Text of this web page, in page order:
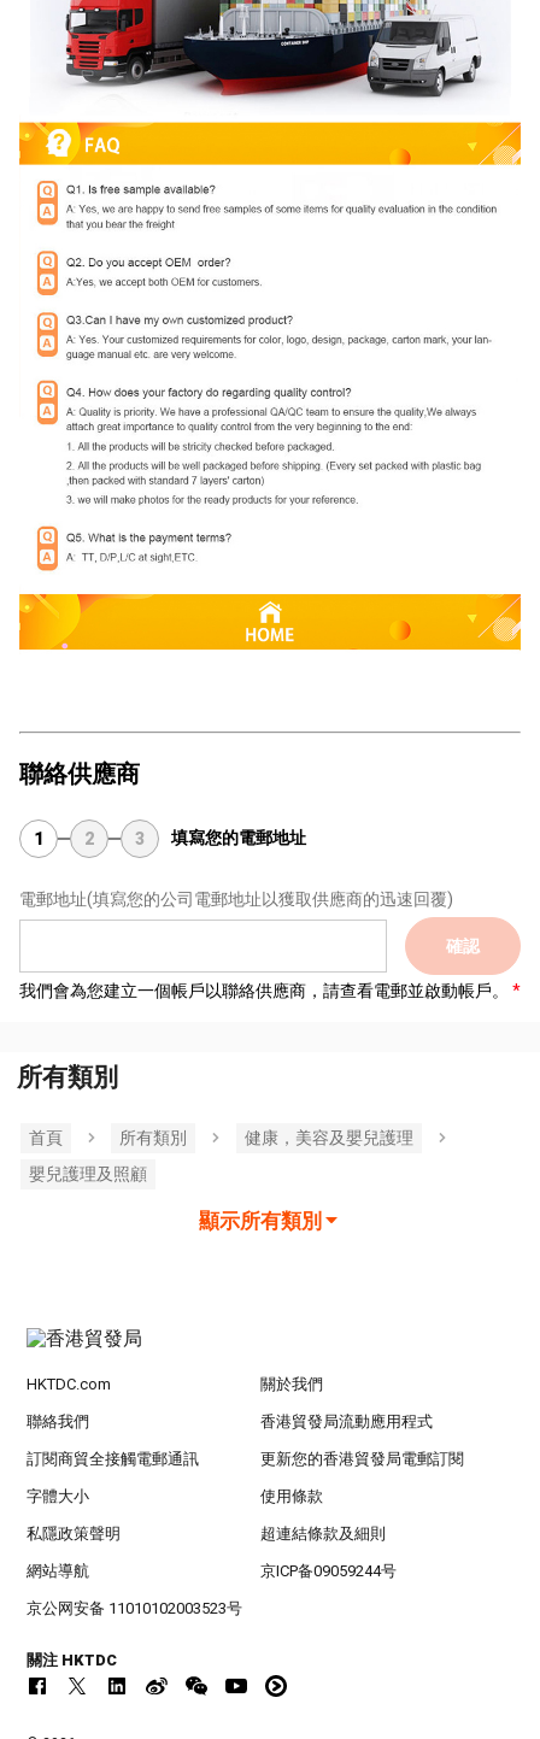
聯絡供應商
1 2 3 填寫您的電郵地址
電郵地址(填寫您的公司電郵地址以獲取供應商的迅速回覆)
確認
我們會為您建立一個帳戶以聯絡供應商，請查看電郵並啟動帳戶。
所有類別
首頁 所有類別
健康，美容及嬰兒護理
嬰兒護理及照顧
顯示所有類別
HKTDC.com 關於我們
聯絡我們 香港貿發局流動應用程式
訂閱商貿全接觸電郵通訊 更新您的香港貿發局電郵訂閱
字體大小 使用條款
私隱政策聲明 超連結條款及細則
網站導航 京ICP备09059244号
京公网安备 11010102003523号
關注 HKTDC